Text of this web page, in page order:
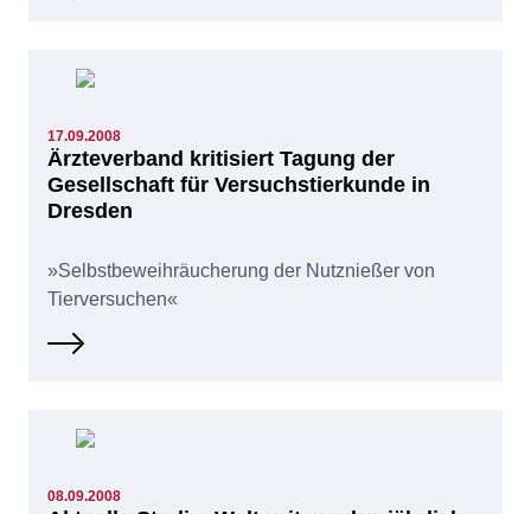
17.09.2008
Ärzteverband kritisiert Tagung der
Gesellschaft für Versuchstierkunde in
Dresden
»Selbstbeweihräucherung der Nutznießer von
Tierversuchen«
08.09.2008